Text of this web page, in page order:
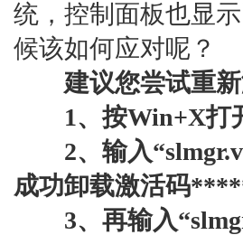
统，控制面板也显
候该如何应对呢？
建议您尝试重新
1、按Win+X打开
2、输入
成功卸载激活码
3、再输入“slmgr